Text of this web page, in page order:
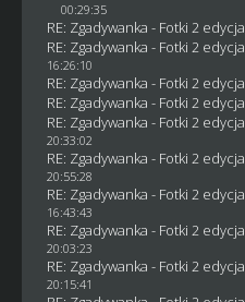
00:29:35
RE: Zgadywanka - Fotki 2 edycja
RE: Zgadywanka - Fotki 2 edycja
16:26:10
RE: Zgadywanka - Fotki 2 edycja
RE: Zgadywanka - Fotki 2 edycja
RE: Zgadywanka - Fotki 2 edycja
20:33:02
RE: Zgadywanka - Fotki 2 edycja
20:55:28
RE: Zgadywanka - Fotki 2 edycja
16:43:43
RE: Zgadywanka - Fotki 2 edycja
20:03:23
RE: Zgadywanka - Fotki 2 edycja
20:15:41